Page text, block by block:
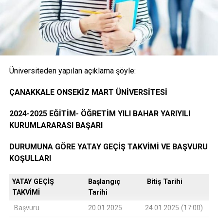
Onaylı Not belgesi (transkript); başvuruda bulunan
öğrencinin ayrılacağı kurumda okuduğu bütün
dersleri ve bu derslerden aldığı notları gösteren
belge.( E-Devlet, Elektronik imza ya da Islak İmzalı)
Öğrencinin yerleştiği yıldaki LYS ve ÖSYS Sonuç
ÖSYM Yerleştirme Belgesi. (İnternet çıktısı)
DGS ile yerleşen öğrencilerin DGS Sonuç belgesi
Üniversiteden yapılan açıklama şöyle:
ÇANAKKALE ONSEKİZ MART ÜNİVERSİTESİ
2024-2025 EĞİTİM- ÖĞRETİM YILI BAHAR YARIYILI
KURUMLARARASI BAŞARI
DURUMUNA GÖRE YATAY GEÇİŞ TAKVİMİ VE BAŞVURU
KOŞULLARI
YATAY GEÇİŞ
TAKVİMİ
Başlangıç
Tarihi
Bitiş Tarihi
Başvuru 20.01.2025
24.01.2025 (17:00)